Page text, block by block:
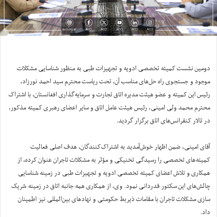
دومین نشست کمیته تخصصی ادویه و تجهیزات طبی به‌ منظور شناسایی مشکلات
موجود و جستجوی راه‌ حل‌های مناسب آن‌، تحت ریاست محترم سید احمد نورزاد،
رئیس این کمیته و عضو هیئت مدیره اتاق تجارت و سرمایه‌گذاری افغانستان، با اشتراک
محترم محمد ولی امینی، رئیس هیئت عامل اتاق و سایر اعضای رهبری کمیته مذکور،
در تالار کنفرانس‌های اتاق برگزار گردید.
آقای امینی، ضمن اظهار خوش‌آمدید به اشتراک‌کنندگان، هدف اصلی فعالیت
کمیته‌های تخصصی را رسیدگی تخنیکی و مؤثر به مشکلات تاجران عنوان کرده، از
همکاری و تلاش اعضای کمیته‌ تخصصی ادویه و تجهیزات طبی در زمینه شناسایی
چالش‌های این سکتور قدردانی نمود. وی، از همکاری همه جانبه اتاق در زمینه شریک
سازی مشکلات تاجران با مقامات ذیربط حکومتی و نهادهای بین‌المللی نیز اطمینان
داد.